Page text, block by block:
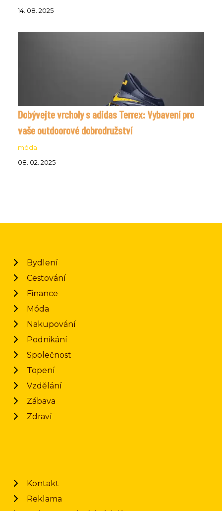
14. 08. 2025
Dobývejte vrcholy s adidas Terrex: Vybavení pro
vaše outdoorové dobrodružství
móda
08. 02. 2025
Bydlení
Cestování
Finance
Móda
Nakupování
Podnikání
Společnost
Topení
Vzdělání
Zábava
Zdraví
Kontakt
Reklama